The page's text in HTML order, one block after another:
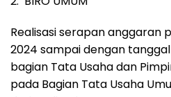
Realisasi serapan anggaran
2024 sampai dengan
bagian Tata Usaha dan
pada Bagian Tata Usaha